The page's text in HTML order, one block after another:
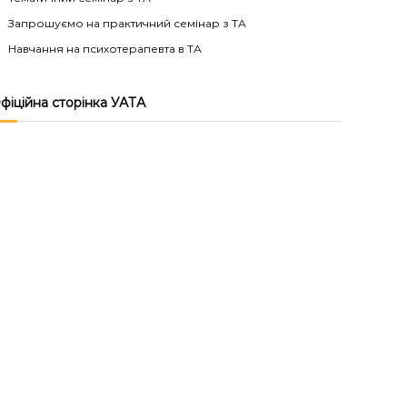
Запрошуємо на практичний семінар з ТА
Навчання на психотерапевта в ТА
сторінка УАТА